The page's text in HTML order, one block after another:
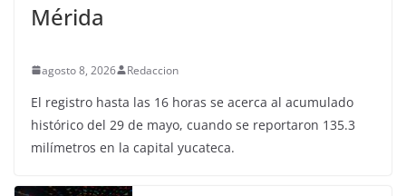
Mérida
agosto 8, 2026 Redaccion
El registro hasta las 16 horas se acerca al acumulado
histórico del 29 de mayo, cuando se reportaron 135.3
milímetros en la capital yucateca.